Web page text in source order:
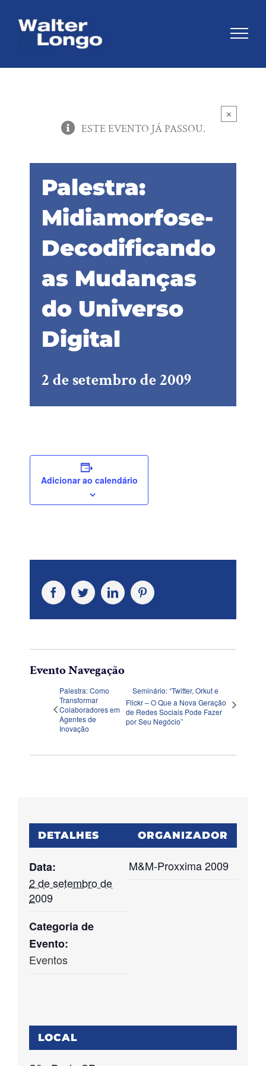
×
ESTE EVENTO JÁ PASSOU.
Palestra:
Midiamorfose-
Decodificando
as Mudanças
do Universo
Digital
2 de setembro de 2009
Adicionar ao calendário
FacebookTwitterLinkedInPinterest
Evento Navegação
Palestra: Como
Transformar
Colaboradores em
Agentes de
Inovação
Seminário: “Twitter, Orkut e
Flickr – O Que a Nova Geração
de Redes Sociais Pode Fazer
por Seu Negócio”
DETALHES
Data:
2 de setembro de
2009
Categoria de
Evento:
Eventos
ORGANIZADOR
M&M-Proxxima 2009
LOCAL